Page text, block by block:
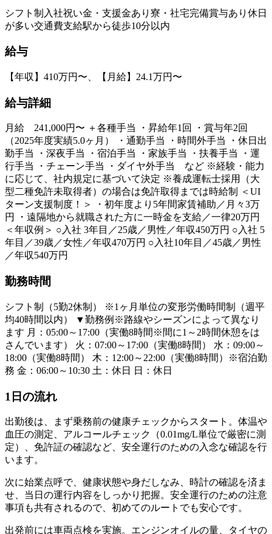
シフト制 入社祝い金・支援金あり 寮・社宅完備賞与あり 休日
が多い交通費支給駅から徒歩10分以内
給与
【年収】410万円〜、【月給】24.1万円〜
給与詳細
月給 241,000円〜 ＋各種手当 ・昇給年1回 ・賞与年2回
（2025年度実績5.0ヶ月） ・通勤手当 ・時間外手当 ・休日出
勤手当 ・深夜手当 ・宿泊手当 ・家族手当 ・扶養手当 ・運
行手当 ・チェーン手当 ・ダイヤ外手当 など ※経験・能力
に応じて、社内規定に基づいて決定 ※養成運転士採用（大
型二種免許未取得者）の場合は免許取得までは時給制 ＜UI
ターン支援制度！＞ ・初年度より5年間家賃補助／月々3万
円 ・遠隔地から就職された方に一時金を支給／一律20万円
＜年収例＞ ○入社 3年目／25歳／男性／年収450万円 ○入社 5
年目／39歳／女性／年収470万円 ○入社10年目／45歳／男性
／年収540万円
勤務時間
シフト制（5勤2休制） ※1ヶ月単位の変形労働時間制（週平
均40時間以内） ▼勤務例※路線やシーズンによって異なり
ます 月：05:00～17:00（実働8時間※間に1～2時間休憩をは
さんでいます） 火：07:00～17:00（実働8時間） 水：09:00～
18:00（実働8時間） 木：12:00～22:00（実働8時間）※宿泊勤
務 金：06:00～10:30 土：休日 日：休日
1日の流れ
出勤後は、まず乗務前の健康チェックからスタート。体温や
血圧の測定、アルコールチェック（0.01mg/L単位で厳密に測
定）、免許証の確認など、安全運行のための入念な確認を行
います。
次に始業点呼で、健康状態や身だしなみ、時計の確認を済ま
せ、当日の運行内容をしっかり把握。安全運行のための注意
事項も共有されるので、初めてのルートでも安心です。
出発前には車両点検を実施。エンジンオイルの量、タイヤの